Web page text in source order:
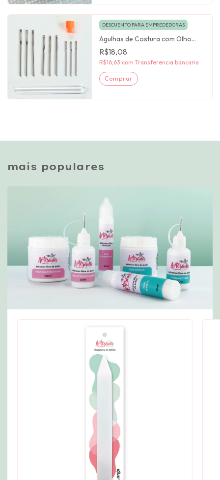
DESCUENTO PARA EMPREDEDORAS
Agulhas de Costura com Olho
Grande x12 unid. Artesana Taller
R$18,08
R$16,63 com Transferencia bancaria
mais populares